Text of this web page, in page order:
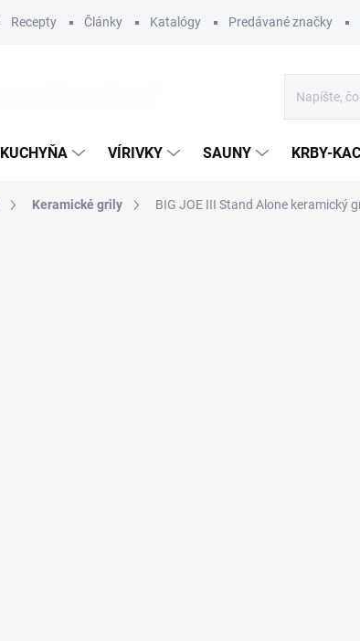
Recepty Články Katalógy Predávané značky
KUCHYŇA VÍRIVKY SAUNY KRBY-
Keramické grily BIG JOE III Stand Alone keramický